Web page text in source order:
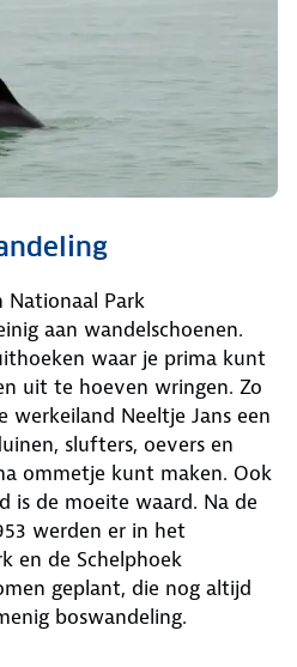
Park
aan wandelschoenen.
waar je prima kunt
uit te hoeven wringen. Zo
Neeltje Jans een
slufters, oevers en
ommetje kunt maken. Ook
is de moeite waard. Na de
werden er in het
en de Schelphoek
geplant, die nog altijd
boswandeling.